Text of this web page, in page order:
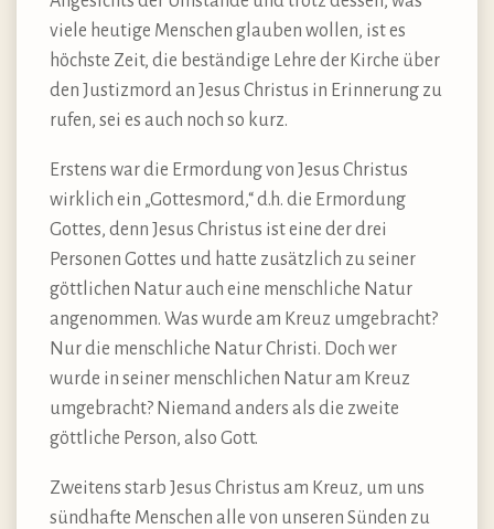
viele heutige Menschen glauben wollen, ist es
höchste Zeit, die beständige Lehre der Kirche über
den Justizmord an Jesus Christus in Erinnerung zu
rufen, sei es auch noch so kurz.
Erstens war die Ermordung von Jesus Christus
wirklich ein „Gottesmord,“ d.h. die Ermordung
Gottes, denn Jesus Christus ist eine der drei
Personen Gottes und hatte zusätzlich zu seiner
göttlichen Natur auch eine menschliche Natur
angenommen. Was wurde am Kreuz umgebracht?
Nur die menschliche Natur Christi. Doch wer
wurde in seiner menschlichen Natur am Kreuz
umgebracht? Niemand anders als die zweite
göttliche Person, also Gott.
Zweitens starb Jesus Christus am Kreuz, um uns
sündhafte Menschen alle von unseren Sünden zu